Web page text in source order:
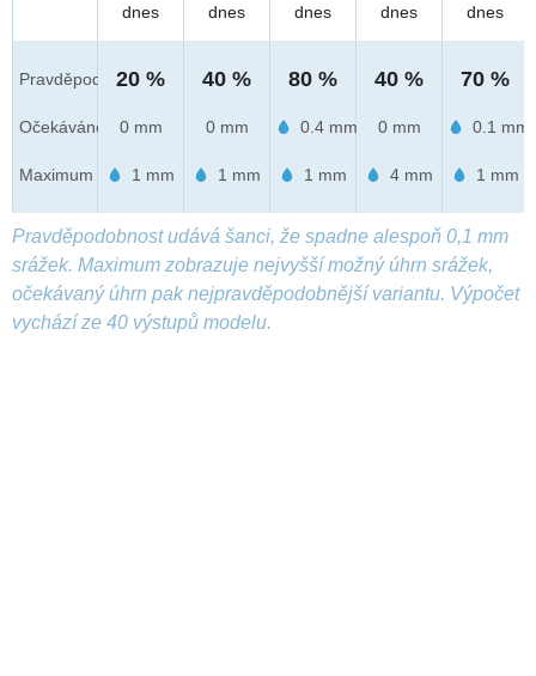
Pravděpod.
Očekáváno
Maximum
dnes
20 %
0 mm
1 mm
dnes
40 %
0 mm
1 mm
dnes
80 %
0.4 mm
1 mm
dnes
40 %
0 mm
4 mm
dnes
70 %
0.1 mm
1 mm
Pravděpodobnost udává šanci, že spadne alespoň 0,1 mm
srážek. Maximum zobrazuje nejvyšší možný úhrn srážek,
očekávaný úhrn pak nejpravděpodobnější variantu. Výpočet
vychází ze 40 výstupů modelu.